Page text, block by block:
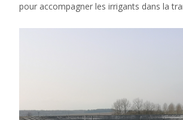
pour accompagner les irrigants dans la